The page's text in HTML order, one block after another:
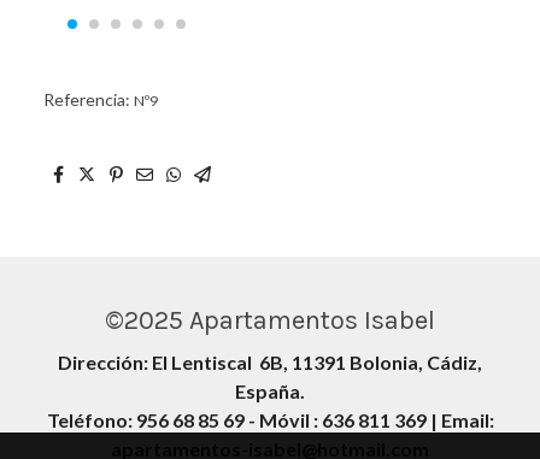
Referencia: Nº9
©2025 Apartamentos Isabel
Dirección: El Lentiscal 6B, 11391 Bolonia, Cádiz,
España.
Teléfono: 956 68 85 69- Móvil : 636 811 369| Email: